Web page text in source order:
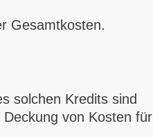
Gesamtkosten.
solchen Kredits sind
von Kosten für